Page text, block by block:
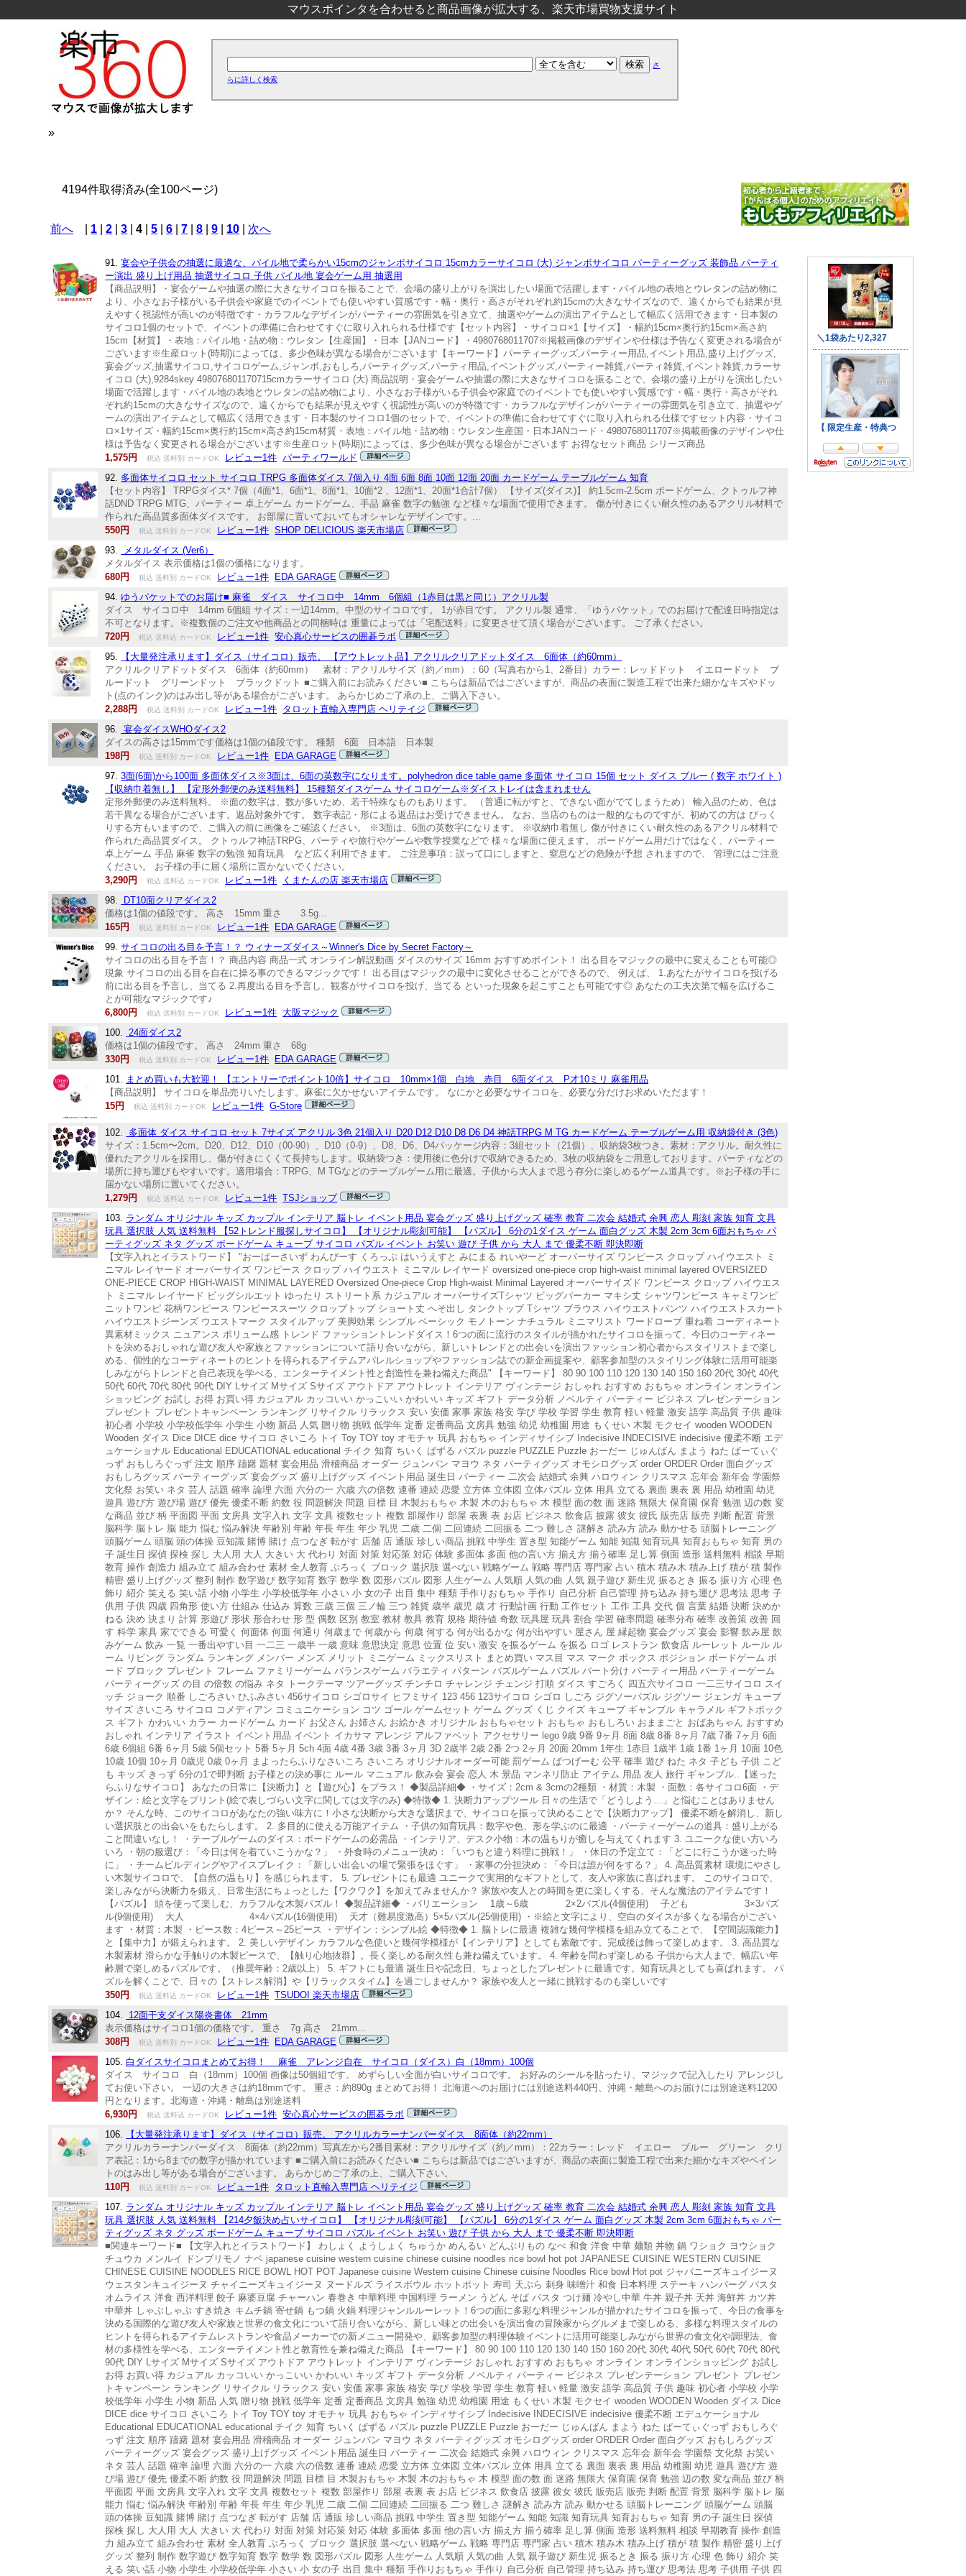
マウスポインタを合わせると商品画像が拡大する、楽天市場買物支援サイト
さ
らに詳しく検索
»
4194件取得済み(全100ページ)
前へ 1 |2 |3 |4 |5 |6 |7 |8 |9 10 次へ
91.宴会や子供会の抽選に最適な、パイル地で柔らかい15cmのジャンボサイコロ 15cmカラーサイコロ (大) ジャンボサイコロ パーティーグッズ 装飾品 パーティ
ー演出 盛り上げ用品 抽選サイコロ 子供 パイル地 宴会ゲーム用 抽選用
【商品説明】・宴会ゲームや抽選の際に大きなサイコロを振ることで、会場の盛り上がりを演出したい場面で活躍します・パイル地の表地とウレタンの詰め物に
より、小さなお子様がいる子供会や家庭でのイベントでも使いやすい質感です・幅・奥行・高さがそれぞれ約15cmの大きなサイズなので、遠くからでも結果が見
えやすく視認性が高いのが特徴です・カラフルなデザインがパーティーの雰囲気を引き立て、抽選やゲームの演出アイテムとして幅広く活用できます・日本製の
サイコロ1個のセットで、イベントの準備に合わせてすぐに取り入れられる仕様です【セット内容】・サイコロ×1【サイズ】・幅約15cm×奥行約15cm×高さ約
15cm【材質】・表地：パイル地・詰め物：ウレタン【生産国】・日本【JANコード】・4980768011707※掲載画像のデザインや仕様は予告なく変更される場合が
ございます※生産ロット(時期)によっては、多少色味が異なる場合がございます【キーワード】パーティーグッズ,パーティー用品,イベント用品,盛り上げグッズ,
宴会グッズ,抽選サイコロ,サイコロゲーム,ジャンボ,おもしろ,パーティグッズ,パーティ用品,イベントグッズ,パーティー雑貨,パーティ雑貨,イベント雑貨,カラーサ
イコロ (大),9284skey 498076801170715cmカラーサイコロ (大) 商品説明・宴会ゲームや抽選の際に大きなサイコロを振ることで、会場の盛り上がりを演出したい
場面で活躍します・パイル地の表地とウレタンの詰め物により、小さなお子様がいる子供会や家庭でのイベントでも使いやすい質感です・幅・奥行・高さがそれ
ぞれ約15cmの大きなサイズなので、遠くからでも結果が見えやすく視認性が高いのが特徴です・カラフルなデザインがパーティーの雰囲気を引き立て、抽選やゲ
ームの演出アイテムとして幅広く活用できます・日本製のサイコロ1個のセットで、イベントの準備に合わせてすぐに取り入れられる仕様ですセット内容・サイコ
ロ×1サイズ・幅約15cm×奥行約15cm×高さ約15cm材質・表地：パイル地・詰め物：ウレタン生産国・日本JANコード・4980768011707※掲載画像のデザインや仕
様は予告なく変更される場合がございます※生産ロット(時期)によっては、多少色味が異なる場合がございます お得なセット商品 シリーズ商品
1,575円
税込 送料別 カードOK レビュー1件 パーティワールド
92. 多面体サイコロ セット サイコロ TRPG 多面体ダイス 7個入り 4面 6面 8面 10面 12面 20面 カードゲーム テーブルゲーム 知育
【セット内容】 TRPGダイス* 7個（4面*1、6面*1、8面*1、10面*2 、12面*1、20面*1合計7個） 【サイズ(ダイス)】 約1.5cm-2.5cm ボードゲーム、クトゥルフ神
話DND TRPG MTG、パーティー 卓上ゲーム カードゲーム、手品 麻雀 数字の勉強 など様々な場面で使用できます。 傷が付きにくい耐久性のあるアクリル材料で
作られた高品質多面体ダイスです。 お部屋に置いておいてもオシャレなデザインです。...
550円
税込 送料別 カードOK レビュー1件 SHOP DELICIOUS 楽天市場店
93.
メタルダイス (Ver6）
メタルダイス 表示価格は1個の価格になります。
680円
税込 送料別 カードOK レビュー1件
EDA GARAGE
94.ゆうパケットでのお届け■ 麻雀 ダイス サイコロ中 14mm 6個組（1赤目は黒と同じ）アクリル製
ダイス サイコロ中 14mm 6個組 サイズ：一辺14mm。中型のサイコロです。 1が赤目です。 アクリル製 通常、「ゆうパケット」でのお届けで配達日時指定は
不可となります。※複数個のご注文や他商品との同梱時は 重量によっては「宅配送料」に変更させて頂く場合がございます。 ご了承ください。
720円
税込 送料込 カードOK レビュー1件 安心真心サービスの囲碁ラボ
95.
【大量発注承ります】ダイス（サイコロ）販売。 【アウトレット品】アクリルクリアドットダイス 6面体（約60mm）
アクリルクリアドットダイス 6面体（約60mm） 素材：アクリルサイズ（約／mm）：60（写真右から1、2番目）カラー：レッドドット イエロードット ブ
ルードット グリーンドット ブラックドット ■ご購入前にお読みください■ こちらは新品ではございますが、商品の表面に製造工程で出来た細かなキズやドッ
ト(点のインク)のはみ出し等がある場合がございます。 あらかじめご了承の上、ご購入下さい。
2,288円
税込 送料別 カードOK レビュー1件 タロット直輸入専門店 ヘリテイジ
96. 宴会ダイスWHOダイス2
ダイスの高さは15mmです価格は1個の値段です。 種類 6面 日本語 日本製
198円
税込 送料別 カードOK レビュー1件
EDA GARAGE
97.3面(6面)から100面 多面体ダイス※3面は、6面の英数字になります。polyhedron dice table game 多面体 サイコロ 15個 セット ダイス ブルー ( 数字 ホワイト )
【収納巾着無し】 【定形外郵便のみ送料無料】 15種類ダイスゲーム サイコロゲーム※ダイストレイは含まれません
定形外郵便のみ送料無料。 ※面の数字は、数が多いため、若干特殊なものもあります。 （普通に転がすと、できない面がでてしまうため） 輸入品のため、色は
若干異なる場合がございます。返品対象外です。 数字表記・形による返品はお受けできません。 なお、当店のものは一般的なものですが、初めての方は びっく
りする方もいますので、ご購入の前に画像をご確認ください。 ※3面は、6面の英数字になります。 ※収納巾着無し 傷が付きにくい耐久性のあるアクリル材料で
作られた高品質ダイス。 クトゥルフ神話TRPG、パーティや旅行やゲームや数学授業などで 様々な場面に使えます。 ボードゲーム用だけではなく、パーティー
卓上ゲーム 手品 麻雀 数字の勉強 知育玩具 など広く利用できます。 ご注意事項：誤って口にしますと、窒息などの危険が予想 されますので、 管理にはご注意
ください。 お子様の手に届く場所に置かないでください。
3,290円
税込 送料込 カードOK レビュー1件
くまたんの店 楽天市場店
98.
DT10面クリアダイス2
価格は1個の値段です。 高さ 15mm 重さ 3.5g...
165円
税込 送料別 カードOK レビュー1件
EDA GARAGE
99.サイコロの出る目を予言！？ ウィナーズダイス～Winner's Dice by Secret Factory～
サイコロの出る目を予言！？ 商品内容 商品一式 オンライン解説動画 ダイスのサイズ 16mm おすすめポイント！ 出る目をマジックの最中に変えることも可能◎
現象 サイコロの出る目を自在に操る事のできるマジックです！ 出る目はマジックの最中に変化させることができるので、 例えば、 1.あなたがサイコロを投げる
前に出る目を予言し、当てる 2.再度出る目を予言し、観客がサイコロを投げ、当てる といった現象を起こすことも可能です◎ あなたの工夫次第で幅を広げるこ
とが可能なマジックです♪
6,800円
税込 送料別 カードOK レビュー1件 大阪マジック
100. 24面ダイス2
価格は1個の値段です。 高さ 24mm 重さ 68g
330円
税込 送料別 カードOK レビュー1件
EDA GARAGE
101. まとめ買いも大歓迎！ 【エントリーでポイント10倍】サイコロ 10mm×1個 白地 赤目 6面ダイス P才10ミリ 麻雀用品
【商品説明】 サイコロを単品売りいたします。麻雀に欠かせないアイテムです。 なにかと必要なサイコロを、必要な分だけお求めいただます！
15円
税込 送料別 カードOK レビュー1件 G-Store
102.
多面体 ダイス サイコロ セット 7サイズ アクリル 3色 21個入り D20 D12 D10 D8 D6 D4 神話TRPG M TG カードゲーム テーブルゲーム用 収納袋付き (3色)
サイズ：1.5cm〜2cm。D20、D12、D10（00-90）、D10（0-9）、D8、D6、D4パッケージ内容：3組セット（21個）、収納袋3枚つき。素材：アクリル。耐久性に
優れたアクリルを採用し、傷が付きにくくて長持ちします。収納袋つき：使用後に色分けで収納できるため、3枚の収納袋をご用意しております。パーティなどの
場所に持ち運びもやすいです。適用場合：TRPG、M TGなどのテーブルゲーム用に最適。子供から大人まで思う存分に楽しめるゲーム道具です。※お子様の手に
届かない場所に置いてください。
1,279円
税込 送料込 カードOK レビュー1件 TSJショップ
103. ランダム オリジナル キッズ カップル インテリア 脳トレ イベント用品 宴会グッズ 盛り上げグッズ 確率 教育 二次会 結婚式 余興 恋人 彫刻 家族 知育 文具
玩具 選択肢 人気 送料無料 【52トレンド服探しサイコロ】 【オリジナル彫刻可能】 【パズル】 6分の1ダイス ゲーム 面白グッズ 木製 2cm 3cm 6面おもちゃ パ
ーティグッズ ネタ グッズ ボードゲーム キューブ サイコロ パズル イベント お笑い 遊び 子供 から 大人 まで 優柔不断 即決即断
【文字入れとイラストワード】 "おーばーさいず わんぴーす くろっぷ はいうえすと みにまる れいやーど オーバーサイズ ワンピース クロップ ハイウエスト ミ
ニマル レイヤード オーバーサイズ ワンピース クロップ ハイウエスト ミニマル レイヤード oversized one-piece crop high-waist minimal layered OVERSIZED
ONE-PIECE CROP HIGH-WAIST MINIMAL LAYERED Oversized One-piece Crop High-waist Minimal Layered オーバーサイズド ワンピース クロップ ハイウエス
ト ミニマル レイヤード ビッグシルエット ゆったり ストリート系 カジュアル オーバーサイズTシャツ ビッグパーカー マキシ丈 シャツワンピース キャミワンピ
ニットワンピ 花柄ワンピース ワンピーススーツ クロップトップ ショート丈 へそ出し タンクトップ Tシャツ ブラウス ハイウエストパンツ ハイウエストスカート
ハイウエストジーンズ ウエストマーク スタイルアップ 美脚効果 シンプル ベーシック モノトーン ナチュラル ミニマリスト ワードローブ 重ね着 コーディネート
異素材ミックス ニュアンス ボリューム感 トレンド ファッショントレンドダイス！6つの面に流行のスタイルが描かれたサイコロを振って、今日のコーディネー
トを決めるおしゃれな遊び友人や家族とファッションについて語り合いながら、新しいトレンドとの出会いを演出ファッション初心者からスタイリストまで楽し
める、個性的なコーディネートのヒントを得られるアイテムアパレルショップやファッション誌での新企画提案や、顧客参加型のスタイリング体験に活用可能楽
しみながらトレンドと自己表現を学べる、エンターテイメント性と創造性を兼ね備えた商品" 【キーワード】 80 90 100 110 120 130 140 150 160 20代 30代 40代
50代 60代 70代 80代 90代 DIY Lサイズ Mサイズ Sサイズ アウトドア アウトレット インテリア ヴィンテージ おしゃれ おすすめ おもちゃ オンライン オンライン
ショッピング お試し お得 お買い得 カジュアル カッコいい かっこいい かわいい キッズ ギフト データ分析 ノベルティ パーティー ビジネス プレゼンテーション
プレゼント プレゼントキャンペーン ランキング リサイクル リラックス 安い 安価 家事 家族 格安 学び 学校 学習 学生 教育 軽い 軽量 激安 語学 高品質 子供 趣味
初心者 小学校 小学校低学年 小学生 小物 新品 人気 贈り物 挑戦 低学年 定番 定番商品 文房具 勉強 幼児 幼稚園 用途 もくせい 木製 モクセイ wooden WOODEN
Wooden ダイス Dice DICE dice サイコロ さいころ トイ Toy TOY toy オモチャ 玩具 おもちゃ インディサイシブ Indecisive INDECISIVE indecisive 優柔不断 エデ
ュケーショナル Educational EDUCATIONAL educational チイク 知育 ちいく ぱずる パズル puzzle PUZZLE Puzzle おーだー じゅんばん まよう ねた ぱーてぃぐ
っず おもしろぐっず 注文 順序 躊躇 題材 宴会用品 滑稽商品 オーダー ジュンバン マヨウ ネタ パーティグッズ オモシログッズ order ORDER Order 面白グッズ
おもしろグッズ パーティーグッズ 宴会グッズ 盛り上げグッズ イベント用品 誕生日 パーティー 二次会 結婚式 余興 ハロウィン クリスマス 忘年会 新年会 学園祭
文化祭 お笑い ネタ 芸人 話題 確率 論理 六面 六分の一 六歳 六の倍数 連番 連続 恋愛 立方体 立体図 立体パズル 立体 用具 立てる 裏面 裏表 裏 用品 幼稚園 幼児
遊具 遊び方 遊び場 遊び 優先 優柔不断 約数 役 問題解決 問題 目標 目 木製おもちゃ 木製 木のおもちゃ 木 模型 面の数 面 迷路 無限大 保育園 保育 勉強 辺の数 変
な商品 並び 柄 平面図 平面 文房具 文字入れ 文字 文具 複数セット 複数 部屋作り 部屋 表裏 表 お店 ビジネス 飲食店 披露 彼女 彼氏 販売店 販売 判断 配置 背景
脳科学 脳トレ 脳 能力 悩む 悩み解決 年齢別 年齢 年長 年生 年少 乳児 二歳 二個 二回連続 二回振る 二つ 難しさ 謎解き 読み方 読み 動かせる 頭脳トレーニング
頭脳ゲーム 頭脳 頭の体操 豆知識 賭博 賭け 点つなぎ 転がす 店舗 店 通販 珍しい商品 挑戦 中学生 置き型 知能ゲーム 知能 知識 知育玩具 知育おもちゃ 知育 男の
子 誕生日 探偵 探検 探し 大人用 大人 大きい 大 代わり 対面 対策 対応策 対応 体験 多面体 多面 他の言い方 揃え方 揃う確率 足し算 側面 造形 送料無料 相談 早期
教育 操作 創造力 組み立て 組み合わせ 素材 全人教育 ぶろっく ブロック 選択肢 選べない 戦略ゲーム 戦略 専門店 専門家 占い 積木 積み木 積み上げ 積が 積 製作
精密 盛り上げグッズ 整列 制作 数字遊び 数字知育 数字 数学 数 図形パズル 図形 人生ゲーム 人気順 人気の曲 人気 親子遊び 新生児 振るとき 振る 振り方 心理 色
飾り 紹介 笑える 笑い話 小物 小学生 小学校低学年 小さい 小 女の子 出目 集中 種類 手作りおもちゃ 手作り 自己分析 自己管理 持ち込み 持ち運び 思考法 思考 子
供用 子供 四歳 四角形 使い方 仕組み 仕込み 算数 三歳 三個 三ノ輪 三つ 雑貨 歳半 歳児 歳 才 行動計画 行動 工作セット 工作 工具 交代 個 言葉 結婚 決断 決めか
ねる 決め 決まり 計算 形遊び 形状 形合わせ 形 型 偶数 区別 教室 教材 教具 教育 規格 期待値 奇数 玩具屋 玩具 割合 学習 確率問題 確率分布 確率 改善策 改善 回
す 科学 家具 家でできる 可愛く 何面体 何面 何通り 何歳まで 何歳から 何歳 何する 何が出るかな 何が出やすい 屋さん 屋 縁起物 宴会グッズ 宴会 影響 飲み屋 飲
みゲーム 飲み 一覧 一番出やすい目 一二三 一歳半 一歳 意味 意思決定 意思 位置 位 安い 激安 を振るゲーム を振る ロゴ レストラン 飲食店 ルーレット ルール ル
ーム リビング ランダム ランキング メンバー メンズ メリット ミニゲーム ミックスリスト まとめ買い マス目 マス マーク ボックス ポジション ボードゲーム ボ
ード ブロック プレゼント フレーム ファミリーゲーム バランスゲーム バラエティ パターン パズルゲーム パズル パート分け パーティー用品 パーティーゲーム
パーティーグッズ の目 の倍数 の悩み ネタ トークテーマ ツアーグッズ チンチロ チャレンジ チェンジ 打順 ダイス すごろく 四五六サイコロ 一二三サイコロ スイ
ッチ ジョーク 順番 しごろさい ひふみさい 456サイコロ シゴロサイ ヒフミサイ 123 456 123サイコロ シゴロ しごろ ジグソーパズル ジグソー ジェンガ キューブ
サイズ さいころ サイコロ コメディアン コミュニケーション コツ ゴール ゲームセット ゲーム グッズ くじ クイズ キューブ ギャンブル キャラメル ギフトボック
ス ギフト かわいい カラー カードゲーム カード お父さん お姉さん お絵かき オリジナル おもちゃセット おもちゃ おもしろい おままごと おばあちゃん おすすめ
おしゃれ インテリア イラスト イベント用品 イベント イカサマ アレンジ アルファベット アクセサリー lego 9歳 9番 9ヶ月 8面 8歳 8番 8ヶ月 7歳 7番 7ヶ月 6面
6歳 6個組 6番 6ヶ月 5歳 5個セット 5番 5ヶ月 5ch 4面 4歳 4番 3歳 3番 3ヶ月 3D 2歳半 2歳 2番 2つ 2ヶ月 20面 20mm 1年生 1赤目 1歳半 1歳 1番 1ヶ月 10面 10色
10歳 10個 10ヶ月 0歳児 0歳 0ヶ月 まよったらふりなさいころ さいころ オリジナルオーダー可能 罰ゲーム ばつげーむ 公平 確率 遊び ねた ネタ 子ども 子供 こど
も キッズ きっず 6分の1で即判断 お子様との決め事に ルール マニュアル 飲み会 宴会 恋人 木 景品 マンネリ防止 アイテム 用品 友人 旅行 ギャンブル..【迷った
らふりなサイコロ】 あなたの日常に【決断力】と【遊び心】をプラス！ ◆製品詳細◆ ・サイズ：2cm & 3cmの2種類 ・材質：木製 ・面数：各サイコロ6面 ・デ
ザイン：絵と文字をプリント(絵で表しづらい文字に関しては文字のみ) ◆特徴◆ 1. 決断力アップツール 日々の生活で「どうしよう…」と悩むことはありません
か？ そんな時、このサイコロがあなたの強い味方に！小さな決断から大きな選択まで、サイコロを振って決めることで【決断力アップ】 優柔不断を解消し、新し
い選択肢との出会いをもたらします。 2. 多目的に使える万能アイテム ・子供の知育玩具：数字や色、形を学ぶのに最適 ・パーティーゲームの道具：盛り上がる
こと間違いなし！ ・テーブルゲームのダイス：ボードゲームの必需品 ・インテリア、デスク小物：木の温もりが癒しを与えてくれます 3. ユニークな使い方いろ
いろ ・朝の服選び：「今日は何を着ていこうかな？」 ・外食時のメニュー決め：「いつもと違う料理に挑戦！」 ・休日の予定立て：「どこに行こうか迷った時
に」 ・チームビルディングやアイスブレイク：「新しい出会いの場で緊張をほぐす」 ・家事の分担決め：「今日は誰が何をする？」 4. 高品質素材 環境にやさし
い木製サイコロで、【自然の温もり】を感じられます。 5. プレゼントにも最適 ユニークで実用的なギフトとして、友人や家族に喜ばれます。 このサイコロで、
楽しみながら決断力を鍛え、日常生活にちょっとした【ワクワク】を加えてみませんか？ 家族や友人との時間を更に楽しくする、そんな魔法のアイテムです！
【パズル】 頭を使って楽しむ、カラフルな木製パズル！ ◆製品詳細◆ ・バリエーション 1歳～6歳 2×2パズル(4個使用) 子ども 3×3パズ
ル(9個使用) 大人 4×4パズル(16個使用) 天才（難易度激高）5×5パズル(25個使用) ・※絵と文字により、空白のダイスが多くなる場合がござい
ます ・材質：木製 ・ピース数：4ピース～25ピース ・デザイン：シンプル絵 ◆特徴◆ 1. 脳トレに最適 複雑な幾何学模様を組み立てることで、【空間認識能力】
と【集中力】が鍛えられます。 2. 美しいデザイン カラフルな色使いと幾何学模様が【インテリア】としても素敵です。完成後は飾って楽しめます。 3. 高品質な
木製素材 滑らかな手触りの木製ピースで、【触り心地抜群】。長く楽しめる耐久性も兼ね備えています。 4. 年齢を問わず楽しめる 子供から大人まで、幅広い年
齢層で楽しめるパズルです。（推奨年齢：2歳以上） 5. ギフトにも最適 誕生日や記念日、ちょっとしたプレゼントに最適です。知育玩具としても喜ばれます。 パ
ズルを解くことで、日々の【ストレス解消】や【リラックスタイム】を過ごしませんか？ 家族や友人と一緒に挑戦するのも楽しいです
350円
税込 送料込 カードOK レビュー1件 TSUDOI 楽天市場店
104.
12面干支ダイス陽炎書体 21mm
表示価格はサイコロ1個の価格です。 重さ 7g 高さ 21mm...
308円
税込 送料別 カードOK レビュー1件
EDA GARAGE
105. 白ダイスサイコロまとめてお得！ 麻雀 アレンジ自在 サイコロ（ダイス）白（18mm）100個
ダイス サイコロ 白（18mm）100個 画像は50個組です。 めずらしい全面が白いサイコロです。 お好みのシールを貼ったり、マジックで記入したり アレンジし
てお使い下さい。 一辺の大きさは約18mmです。 重さ：約890g まとめてお得！ 北海道へのお届けには別途送料440円、沖縄・離島へのお届けには別途送料1200
円となります。北海道・沖縄・離島は別途送料
6,930円
税込 送料込 カードOK レビュー1件 安心真心サービスの囲碁ラボ
106.
【大量発注承ります】ダイス（サイコロ）販売。 アクリルカラーナンバーダイス 8面体（約22mm）
アクリルカラーナンバーダイス 8面体（約22mm）写真左から2番目素材：アクリルサイズ（約／mm）：22カラー：レッド イエロー ブルー グリーン クリ
ア表記：1から8までの数字が描かれています ■ご購入前にお読みください■ こちらは新品ではございますが、商品の表面に製造工程で出来た細かなキズやペイン
トのはみ出し等がある場合がございます。 あらかじめご了承の上、ご購入下さい。
110円
税込 送料別 カードOK レビュー1件 タロット直輸入専門店 ヘリテイジ
107. ランダム オリジナル キッズ カップル インテリア 脳トレ イベント用品 宴会グッズ 盛り上げグッズ 確率 教育 二次会 結婚式 余興 恋人 彫刻 家族 知育 文具
玩具 選択肢 人気 送料無料 【214夕飯決め占いサイコロ】 【オリジナル彫刻可能】 【パズル】 6分の1ダイス ゲーム 面白グッズ 木製 2cm 3cm 6面おもちゃ パー
ティグッズ ネタ グッズ ボードゲーム キューブ サイコロ パズル イベント お笑い 遊び 子供 から 大人 まで 優柔不断 即決即断
■関連キーワード■ 【文字入れとイラストワード】 わしょく ようしょく ちゅうか めんるい どんぶりもの なべ 和食 洋食 中華 麺類 丼物 鍋 ワショク ヨウショク
チュウカ メンルイ ドンブリモノ ナベ japanese cuisine western cuisine chinese cuisine noodles rice bowl hot pot JAPANESE CUISINE WESTERN CUISINE
CHINESE CUISINE NOODLES RICE BOWL HOT POT Japanese cuisine Western cuisine Chinese cuisine Noodles Rice bowl Hot pot ジャパニーズキュイジーヌ
ウェスタンキュイジーヌ チャイニーズキュイジーヌ ヌードルズ ライスボウル ホットポット 寿司 天ぷら 刺身 味噌汁 和食 日本料理 ステーキ ハンバーグ パスタ
オムライス 洋食 西洋料理 餃子 麻婆豆腐 チャーハン 春巻き 中華料理 中国料理 ラーメン うどん そば パスタ つけ麺 冷やし中華 牛丼 親子丼 天丼 海鮮丼 カツ丼
中華丼 しゃぶしゃぶ すき焼き キムチ鍋 寄せ鍋 もつ鍋 火鍋 料理ジャンルルーレット！6つの面に多彩な料理ジャンルが描かれたサイコロを振って、今日の食事を
決める国際的な遊び友人や家族と世界の食文化について語り合いながら、新しい味との出会いを演出食の冒険家からグルメまで楽しめる、多様な料理スタイルの
ヒントを得られるアイテムレストランや食品メーカーでの新メニュー開発や、顧客参加型の料理体験イベントに活用可能楽しみながら世界の食文化や調理法、食
材の多様性を学べる、エンターテイメント性と教育性を兼ね備えた商品 【キーワード】 80 90 100 110 120 130 140 150 160 20代 30代 40代 50代 60代 70代 80代
90代 DIY Lサイズ Mサイズ Sサイズ アウトドア アウトレット インテリア ヴィンテージ おしゃれ おすすめ おもちゃ オンライン オンラインショッピング お試し
お得 お買い得 カジュアル カッコいい かっこいい かわいい キッズ ギフト データ分析 ノベルティ パーティー ビジネス プレゼンテーション プレゼント プレゼン
トキャンペーン ランキング リサイクル リラックス 安い 安価 家事 家族 格安 学び 学校 学習 学生 教育 軽い 軽量 激安 語学 高品質 子供 趣味 初心者 小学校 小学
校低学年 小学生 小物 新品 人気 贈り物 挑戦 低学年 定番 定番商品 文房具 勉強 幼児 幼稚園 用途 もくせい 木製 モクセイ wooden WOODEN Wooden ダイス Dice
DICE dice サイコロ さいころ トイ Toy TOY toy オモチャ 玩具 おもちゃ インディサイシブ Indecisive INDECISIVE indecisive 優柔不断 エデュケーショナル
Educational EDUCATIONAL educational チイク 知育 ちいく ぱずる パズル puzzle PUZZLE Puzzle おーだー じゅんばん まよう ねた ぱーてぃぐっず おもしろぐ
っず 注文 順序 躊躇 題材 宴会用品 滑稽商品 オーダー ジュンバン マヨウ ネタ パーティグッズ オモシログッズ order ORDER Order 面白グッズ おもしろグッズ
パーティーグッズ 宴会グッズ 盛り上げグッズ イベント用品 誕生日 パーティー 二次会 結婚式 余興 ハロウィン クリスマス 忘年会 新年会 学園祭 文化祭 お笑い
ネタ 芸人 話題 確率 論理 六面 六分の一 六歳 六の倍数 連番 連続 恋愛 立方体 立体図 立体パズル 立体 用具 立てる 裏面 裏表 裏 用品 幼稚園 幼児 遊具 遊び方 遊
び場 遊び 優先 優柔不断 約数 役 問題解決 問題 目標 目 木製おもちゃ 木製 木のおもちゃ 木 模型 面の数 面 迷路 無限大 保育園 保育 勉強 辺の数 変な商品 並び 柄
平面図 平面 文房具 文字入れ 文字 文具 複数セット 複数 部屋作り 部屋 表裏 表 お店 ビジネス 飲食店 披露 彼女 彼氏 販売店 販売 判断 配置 背景 脳科学 脳トレ 脳
能力 悩む 悩み解決 年齢別 年齢 年長 年生 年少 乳児 二歳 二個 二回連続 二回振る 二つ 難しさ 謎解き 読み方 読み 動かせる 頭脳トレーニング 頭脳ゲーム 頭脳
頭の体操 豆知識 賭博 賭け 点つなぎ 転がす 店舗 店 通販 珍しい商品 挑戦 中学生 置き型 知能ゲーム 知能 知識 知育玩具 知育おもちゃ 知育 男の子 誕生日 探偵
探検 探し 大人用 大人 大きい 大 代わり 対面 対策 対応策 対応 体験 多面体 多面 他の言い方 揃え方 揃う確率 足し算 側面 造形 送料無料 相談 早期教育 操作 創造
力 組み立て 組み合わせ 素材 全人教育 ぶろっく ブロック 選択肢 選べない 戦略ゲーム 戦略 専門店 専門家 占い 積木 積み木 積み上げ 積が 積 製作 精密 盛り上げ
グッズ 整列 制作 数字遊び 数字知育 数字 数学 数 図形パズル 図形 人生ゲーム 人気順 人気の曲 人気 親子遊び 新生児 振るとき 振る 振り方 心理 色 飾り 紹介 笑
える 笑い話 小物 小学生 小学校低学年 小さい 小 女の子 出目 集中 種類 手作りおもちゃ 手作り 自己分析 自己管理 持ち込み 持ち運び 思考法 思考 子供用 子供 四